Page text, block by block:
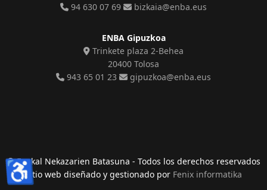
94 630 07 69
bizkaia@enba.eus
ENBA Gipuzkoa
Trinkete plaza 2-Behea
20400 Tolosa
943 65 01 23
gipuzkoa@enba.eus
© Euskal Nekazarien Batasuna - Todos los derechos reservados
sitio web diseñado y gestionado por Fenix informatika